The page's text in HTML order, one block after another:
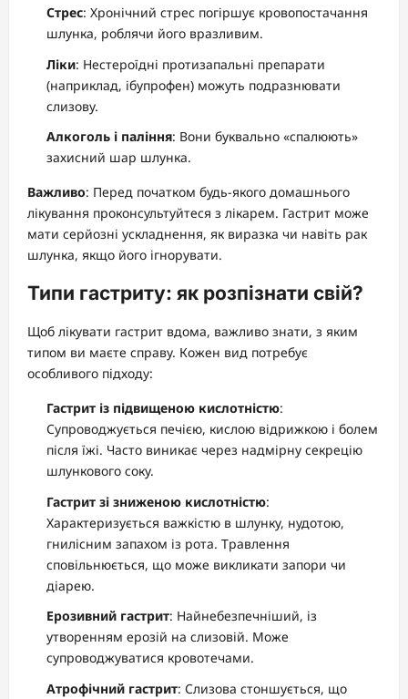
Стрес: Хронічний стрес погіршує кровопостачання
шлунка, роблячи його вразливим.
Ліки: Нестероїдні протизапальні препарати
(наприклад, ібупрофен) можуть подразнювати
слизову.
Алкоголь і паління: Вони буквально «спалюють»
захисний шар шлунка.
Важливо: Перед початком будь-якого домашнього
лікування проконсультуйтеся з лікарем. Гастрит може
мати серйозні ускладнення, як виразка чи навіть рак
шлунка, якщо його ігнорувати.
Типи гастриту: як розпізнати свій?
Щоб лікувати гастрит вдома, важливо знати, з яким
типом ви маєте справу. Кожен вид потребує
особливого підходу:
Гастрит із підвищеною кислотністю:
Супроводжується печією, кислою відрижкою і болем
після їжі. Часто виникає через надмірну секрецію
шлункового соку.
Гастрит зі зниженою кислотністю:
Характеризується важкістю в шлунку, нудотою,
гнилісним запахом із рота. Травлення
сповільнюється, що може викликати запори чи
діарею.
Ерозивний гастрит: Найнебезпечніший, із
утворенням ерозій на слизовій. Може
супроводжуватися кровотечами.
Атрофічний гастрит: Слизова стоншується, що